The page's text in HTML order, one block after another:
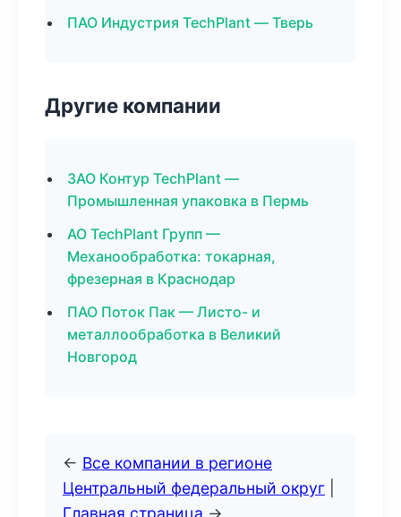
ПАО Индустрия TechPlant — Тверь
Другие компании
ЗАО Контур TechPlant —
Промышленная упаковка в Пермь
АО TechPlant Групп —
Механообработка: токарная,
фрезерная в Краснодар
ПАО Поток Пак — Листо- и
металлообработка в Великий
Новгород
← Все компании в регионе
Центральный федеральный округ
Главная страница →